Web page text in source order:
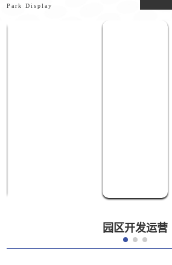
Park Display
园区开发运营